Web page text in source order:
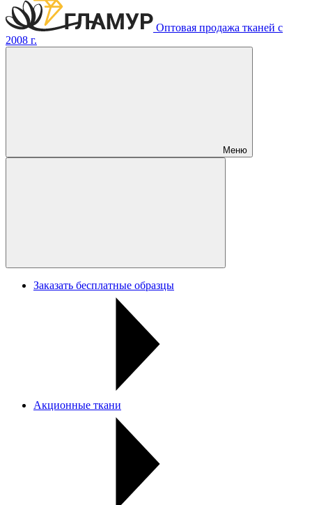
Оптовая продажа тканей с
2008 г.
Меню
Заказать бесплатные образцы
Акционные ткани